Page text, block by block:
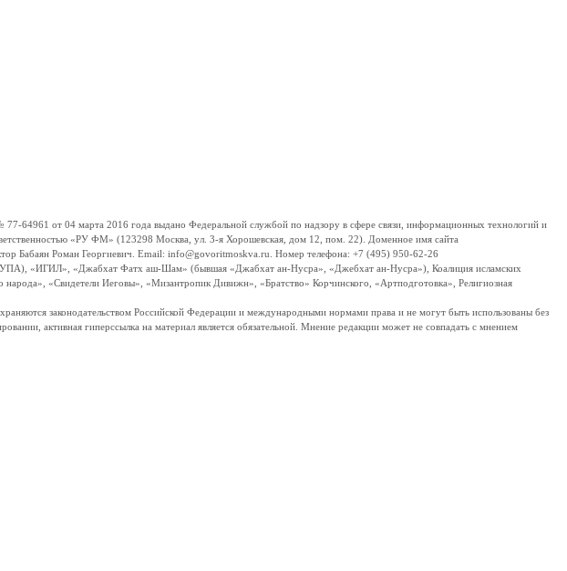
от 04 марта 2016 года выдано Федеральной службой по надзору в сфере связи, информационных технологий и
«РУ ФМ» (123298 Москва, ул. 3-я Хорошевская, дом 12, пом. 22). Доменное имя сайта
Бабаян Роман Георгиевич. Email: info@govoritmoskva.ru. Номер телефона: +7 (495) 950-62-26
(УПА), «ИГИЛ», «Джабхат Фатх аш-Шам» (бывшая «Джабхат ан-Нусра», «Джебхат ан-Нусра»), Коалиция исламских
«Свидетели Иеговы», «Мизантропик Дивижн», «Братство» Корчинского, «Артподготовка», Религиозная
законодательством Российской Федерации и международными нормами права и не могут быть использованы без
активная гиперссылка на материал является обязательной. Мнение редакции может не совпадать с мнением